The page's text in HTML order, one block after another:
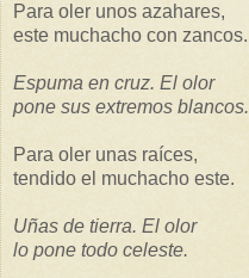
Para oler unos azahares,
este muchacho con zancos.
Espuma en cruz. El olor
pone sus extremos blancos.
Para oler unas raíces,
tendido el muchacho este.
Uñas de tierra. El olor
lo pone todo celeste.